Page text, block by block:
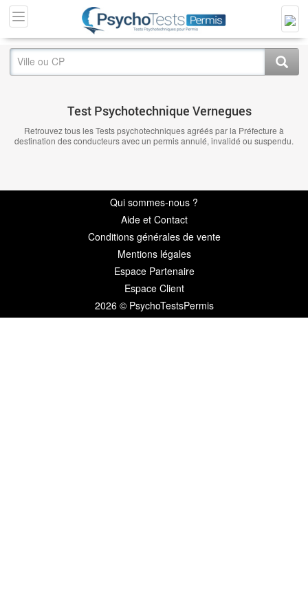
Test Psychotechnique Vernegues
Retrouvez tous les Tests psychotechniques agréés par la Préfecture à
destination des conducteurs avec un permis annulé, invalidé ou suspendu.
Qui sommes-nous ?
Aide et Contact
Conditions générales de vente
Mentions légales
Espace Partenaire
Espace Client
2026 © PsychoTestsPermis